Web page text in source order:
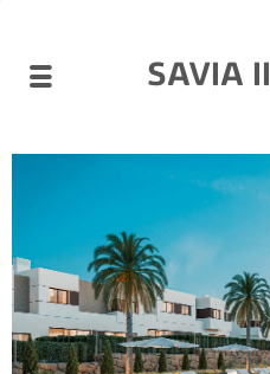
SAVIA